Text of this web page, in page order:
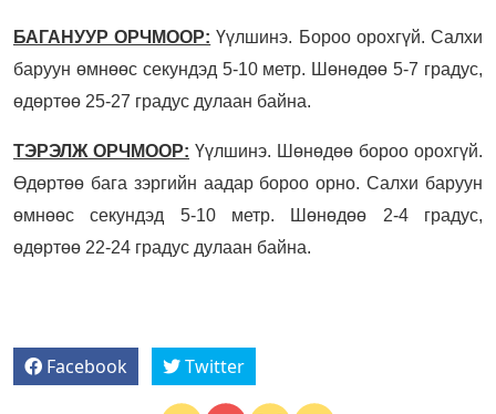
БАГАНУУР ОРЧМООР: Үүлшинэ. Бороо орохгүй. Салхи
баруун өмнөөс секундэд 5-10 метр. Шөнөдөө 5-7 градус,
өдөртөө 25-27 градус дулаан байна.
ТЭРЭЛЖ ОРЧМООР: Үүлшинэ. Шөнөдөө бороо орохгүй.
Өдөртөө бага зэргийн аадар бороо орно. Салхи баруун
өмнөөс секундэд 5-10 метр. Шөнөдөө 2-4 градус,
өдөртөө 22-24 градус дулаан байна.
Facebook Twitter